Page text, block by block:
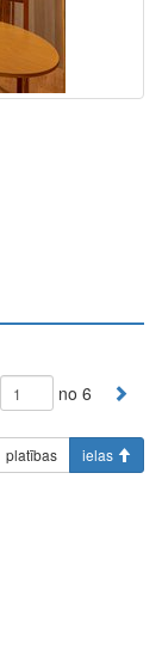
no 6
platības ielas